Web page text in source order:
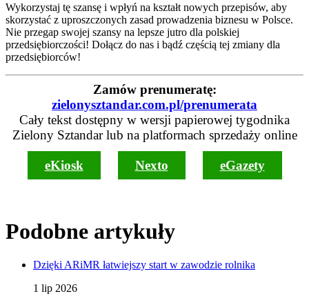
Wykorzystaj tę szansę i wpłyń na kształt nowych przepisów, aby
skorzystać z uproszczonych zasad prowadzenia biznesu w Polsce.
Nie przegap swojej szansy na lepsze jutro dla polskiej
przedsiębiorczości! Dołącz do nas i bądź częścią tej zmiany dla
przedsiębiorców!
Zamów prenumeratę:
zielonysztandar.com.pl/prenumerata
Cały tekst dostępny w wersji papierowej tygodnika
Zielony Sztandar lub na platformach sprzedaży online
eKiosk Nexto eGazety
Podobne artykuły
Dzięki ARiMR łatwiejszy start w zawodzie rolnika
1 lip 2026